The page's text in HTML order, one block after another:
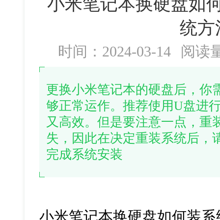
小米笔记本换硬盘如
统方
时间：2024-03-14 阅读
更换小米笔记本的硬盘后，你
够正常运作。推荐使用U盘进
又高效。但是要注意一点，重
失，因此在决定重装系统后，
完成系统安装
小米笔记本换硬盘如何装系